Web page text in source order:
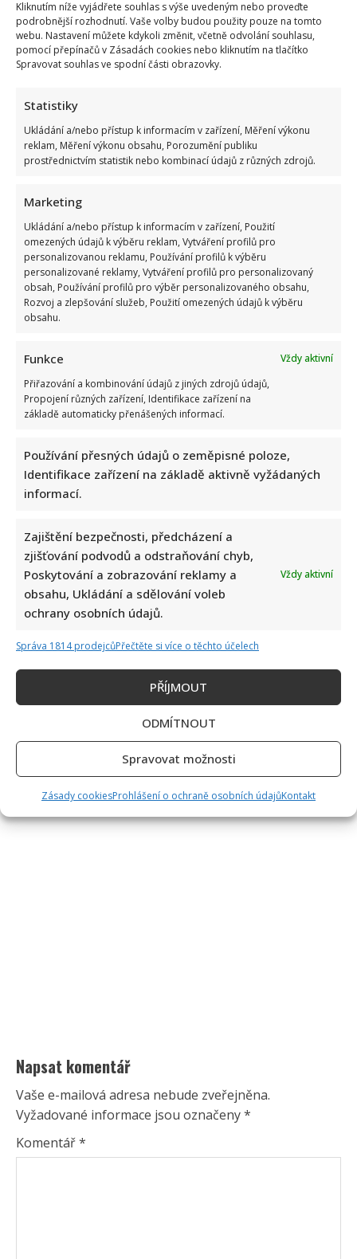
Kliknutím níže vyjádřete souhlas s výše uvedeným nebo proveďte
podrobnější rozhodnutí. Vaše volby budou použity pouze na tomto
webu. Nastavení můžete kdykoli změnit, včetně odvolání souhlasu,
pomocí přepínačů v Zásadách cookies nebo kliknutím na tlačítko
Spravovat souhlas ve spodní části obrazovky.
Statistiky
Ukládání a/nebo přístup k informacím v zařízení, Měření výkonu
reklam, Měření výkonu obsahu, Porozumění publiku
prostřednictvím statistik nebo kombinací údajů z různých zdrojů.
Marketing
Ukládání a/nebo přístup k informacím v zařízení, Použití
omezených údajů k výběru reklam, Vytváření profilů pro
personalizovanou reklamu, Používání profilů k výběru
personalizované reklamy, Vytváření profilů pro personalizovaný
obsah, Používání profilů pro výběr personalizovaného obsahu,
Rozvoj a zlepšování služeb, Použití omezených údajů k výběru
obsahu.
Funkce
Vždy aktivní
Přiřazování a kombinování údajů z jiných zdrojů údajů,
Propojení různých zařízení, Identifikace zařízení na
základě automaticky přenášených informací.
Používání přesných údajů o zeměpisné poloze,
Identifikace zařízení na základě aktivně vyžádaných
informací.
Zajištění bezpečnosti, předcházení a
zjišťování podvodů a odstraňování chyb,
Poskytování a zobrazování reklamy a
obsahu, Ukládání a sdělování voleb
ochrany osobních údajů.
Vždy aktivní
Správa 1814 prodejcůPřečtěte si více o těchto účelech
PŘÍJMOUT
ODMÍTNOUT
Spravovat možnosti
Zásady cookiesProhlášení o ochraně osobních údajůKontakt
Napsat komentář
Vaše e-mailová adresa nebude zveřejněna.
Vyžadované informace jsou označeny*
Komentář*